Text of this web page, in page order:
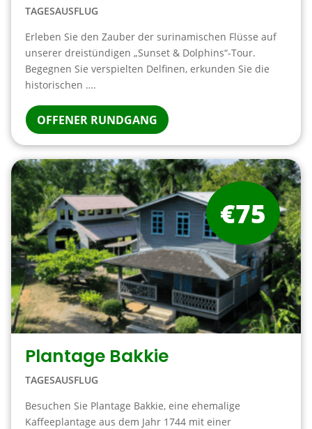
TAGESAUSFLUG
Erleben Sie den Zauber der surinamischen Flüsse auf
unserer dreistündigen „Sunset & Dolphins“-Tour.
Begegnen Sie verspielten Delfinen, erkunden Sie die
historischen ….
OFFENER RUNDGANG
Plantage Bakkie
TAGESAUSFLUG
Besuchen Sie Plantage Bakkie, eine ehemalige
Kaffeeplantage aus dem Jahr 1744 mit einer
€75